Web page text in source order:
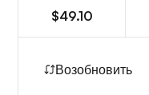
$49.10
Возобновить